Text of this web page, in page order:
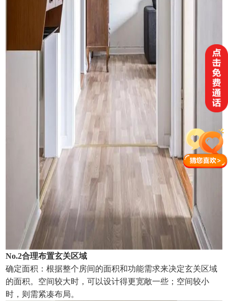
No.2合理布置玄关区域
确定面积：根据整个房间的面积和功能需求来决定玄关区域
的面积。空间较大时，可以设计得更宽敞一些；空间较小
时，则需紧凑布局。